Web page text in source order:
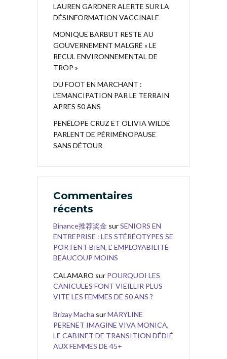
LAUREN GARDNER ALERTE SUR LA
DÉSINFORMATION VACCINALE
MONIQUE BARBUT RESTE AU
GOUVERNEMENT MALGRÉ « LE
RECUL ENVIRONNEMENTAL DE
TROP »
DU FOOT EN MARCHANT :
L’EMANCIPATION PAR LE TERRAIN
APRES 50 ANS
PENÉLOPE CRUZ ET OLIVIA WILDE
PARLENT DE PÉRIMÉNOPAUSE
SANS DÉTOUR
Commentaires
récents
Binance推荐奖金 surSENIORS EN
ENTREPRISE : LES STÉRÉOTYPES SE
PORTENT BIEN, L’ EMPLOYABILITÉ
BEAUCOUP MOINS
CALAMARO sur POURQUOI LES
CANICULES FONT VIEILLIR PLUS
VITE LES FEMMES DE 50 ANS ?
Brizay Macha surMARYLINE
PERENET IMAGINE VIVA MONICA,
LE CABINET DE TRANSITION DÉDIÉ
AUX FEMMES DE 45+